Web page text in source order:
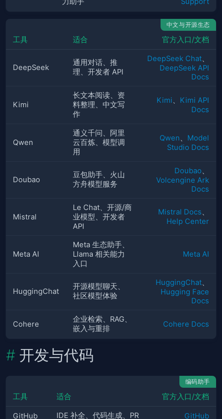
中文与开源生态
工具 适合 官方入口/文档
DeepSeek
通用对话、推
理、开发者 API
DeepSeek Chat、
DeepSeek API
Docs
Kimi
长文本阅读、资
料整理、中文写
作
Kimi、 Kimi API
Docs
Qwen
通义千问、阿里
云百炼、模型调
用
Qwen、 Model
Studio Docs
Doubao
豆包助手、火山
方舟模型服务
Doubao、
Volcengine Ark
Docs
Mistral
Le Chat、开源/商
业模型、开发者
API
Mistral Docs、
Help Center
Meta AI
Meta 生态助手、
Llama 相关能力
入口
Meta AI
HuggingChat
开源模型聊天、
社区模型体验
HuggingChat、
Hugging Face
Docs
Cohere
企业检索、RAG、
嵌入与重排
Cohere Docs
开发与代码
编码助手
工具 适合 官方入口/文档
GitHub
IDE 补全、代码生成、PR
GitHub